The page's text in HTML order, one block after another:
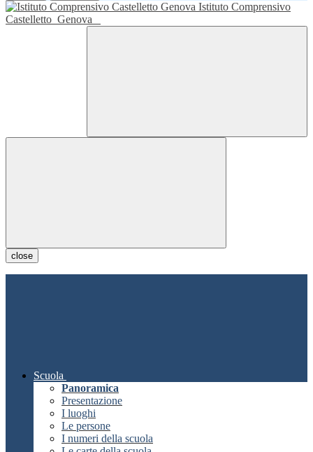
Istituto Comprensivo
Castelletto Genova
close
Scuola
Panoramica
Presentazione
I luoghi
Le persone
I numeri della scuola